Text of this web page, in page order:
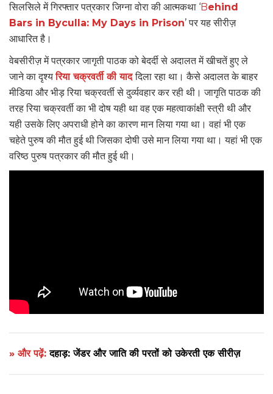
सिलसिले में गिरफ्तार पत्रकार जिग्ना वोरा की आत्मकथा ‘Behind
Bars in Byculla: My Days in Prison’ पर यह सीरीज़
आधारित है।
वेबसीरीज़ में पत्रकार जागृती पाठक को बेदर्दी से अदालत में खीचतें हुए ले
जाने का दृश्यरिया चक्रवर्ती की याददिला रहा था। कैसे अदालत के बाहर
मीडिया और भीड़ रिया चक्रवर्ती से दुर्व्यवहार कर रही थी। जागृति पाठक की
तरह रिया चक्रवर्ती का भी दोष यही था वह एक महत्वाकांक्षी स्त्री थी और
यही उसके लिए अपराधी होने का कारण मान लिया गया था। वहां भी एक
चहेते पुरुष की मौत हुई थी जिसका दोषी उसे मान लिया गया था। यहां भी एक
वरिष्ठ पुरुष पत्रकार की मौत हुई थी।
» और पढ़ें:दहाड़: जेंडर और जाति की परतों को उकेरती एक सीरीज़